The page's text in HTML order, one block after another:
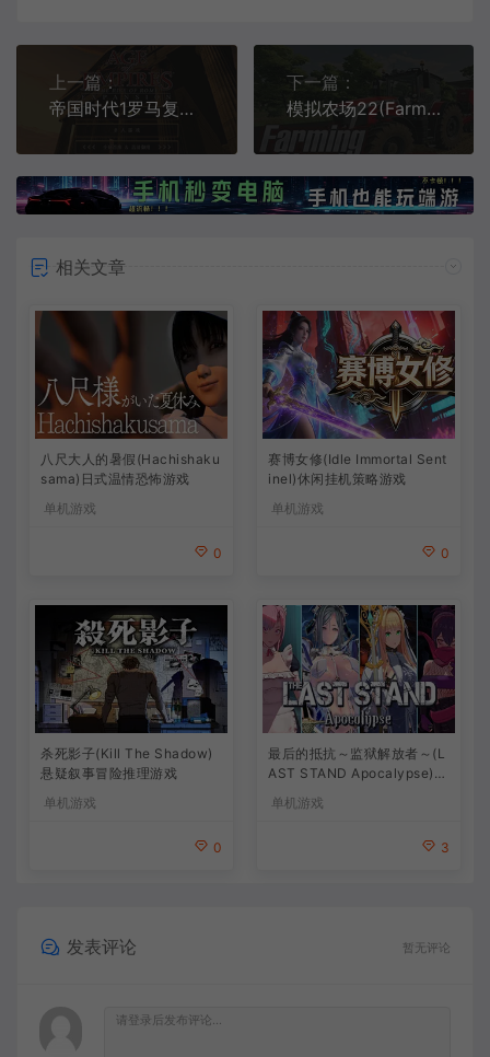
上一篇：
帝国时代1罗马复兴(Age Of Empires)经典即时战略游戏|下载
下一篇：
模拟农场22(Farming Simulator 22)简中|PC|SIM|DLC|修改器|农场模拟经营游戏
相关文章
八尺大人的暑假(Hachishaku
sama)日式温情恐怖游戏
单机游戏
0
赛博女修(Idle Immortal Sent
inel)休闲挂机策略游戏
单机游戏
0
杀死影子(Kill The Shadow)
悬疑叙事冒险推理游戏
单机游戏
0
最后的抵抗～监狱解放者～(L
AST STAND Apocalypse)卡
通动作幸存者游戏
单机游戏
3
发表评论 暂无评论